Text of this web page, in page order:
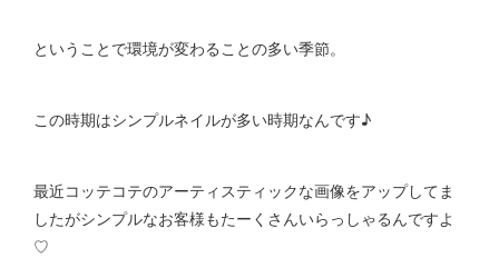
ということで環境が変わることの多い季節。
この時期はシンプルネイルが多い時期なんです♪
最近コッテコテのアーティスティックな画像をアップしてま
したがシンプルなお客様もたーくさんいらっしゃるんですよ
♡